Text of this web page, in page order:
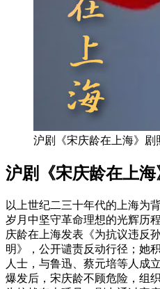
沪剧《宋庆龄在上海》剧
沪剧《宋庆龄在上
以上世纪二三十年代的上海为
岁月中坚守革命理想的光辉历
庆龄在上海发表《为抗议违反
明》，公开谴责反动行径；她
人士，与鲁迅、蔡元培等人成
爆发后，宋庆龄不顾危险，组